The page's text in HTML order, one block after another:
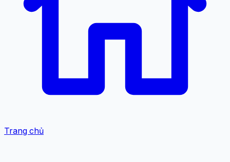
Trang chủ